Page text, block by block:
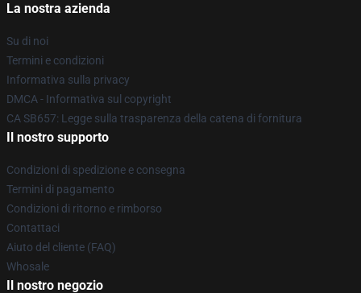
La nostra azienda
Su di noi
Termini e condizioni
Informativa sulla privacy
DMCA - Informativa sul copyright
CA SB657: Legge sulla trasparenza della catena di fornitura
Il nostro supporto
Condizioni di spedizione e consegna
Termini di pagamento
Condizioni di ritorno e rimborso
Contattaci
Aiuto del cliente (FAQ)
Whosale
Il nostro negozio